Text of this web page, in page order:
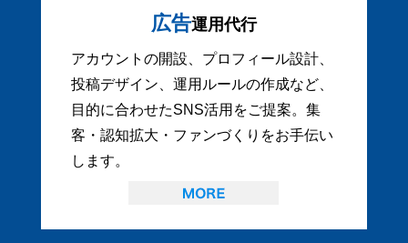
広告運用代行
アカウントの開設、プロフィール設計、
投稿デザイン、運用ルールの作成など、
目的に合わせたSNS活用をご提案。集
客・認知拡大・ファンづくりをお手伝い
します。